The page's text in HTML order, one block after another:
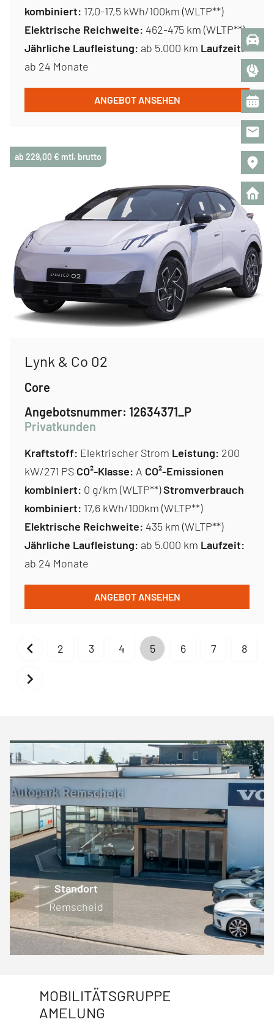
kombiniert: 17,0-17,5 kWh/100km (WLTP**)
Elektrische Reichweite: 462-475 km (WLTP**)
Jährliche Laufleistung: ab 5.000 km Laufzeit:
ab 24 Monate
ANGEBOT ANSEHEN
ab 229,00 € mtl. brutto
Lynk & Co 02
Core
Angebotsnummer: 12634371_P
Privatkunden
Kraftstoff: Elektrischer Strom Leistung: 200
kW/271 PS CO²-Klasse: A CO²-Emissionen
kombiniert: 0 g/km (WLTP**)Stromverbrauch
kombiniert: 17,6 kWh/100km (WLTP**)
Elektrische Reichweite: 435 km (WLTP**)
Jährliche Laufleistung: ab 5.000 km Laufzeit:
ab 24 Monate
ANGEBOT ANSEHEN
2 3 4 5 6 7 8
Standort
Engelskirchen
Standort
Lüdenscheid
Standort
Remscheid
Standort
Wiehl
MOBILITÄTSGRUPPE
AMELUNG